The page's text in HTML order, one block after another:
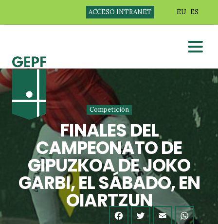
ACCESO INTRANET EU ES
Competición
FINALES DEL
CAMPEONATO DE
GIPUZKOA DE JOKO
GARBI, EL SÁBADO, EN
OIARTZUN